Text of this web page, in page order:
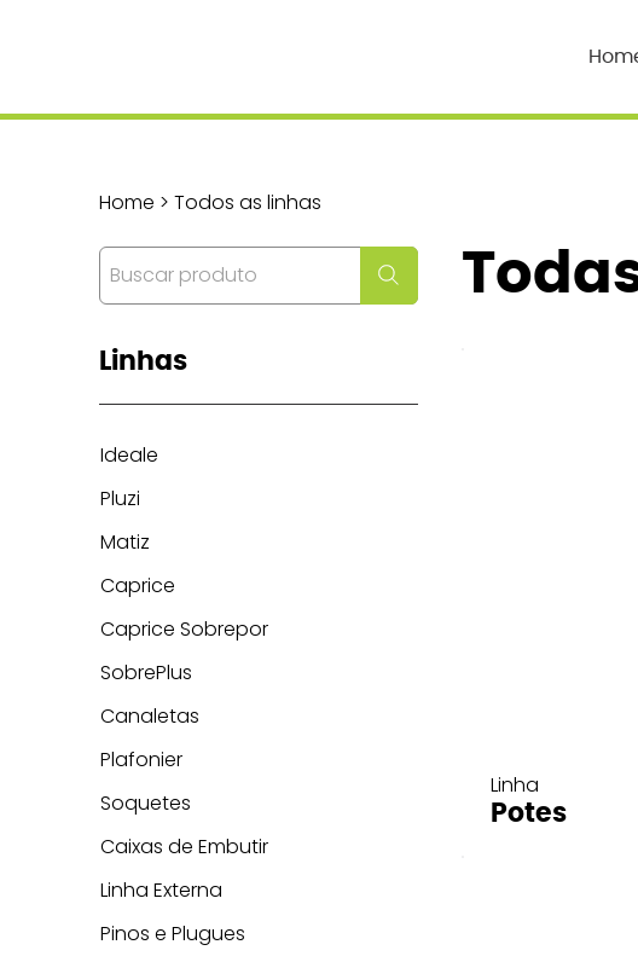
Linha
Potes
Home > Todos as linhas
Ideale
Pluzi
Matiz
Caprice
Caprice Sobrepor
SobrePlus
Canaletas
Plafonier
Soquetes
Caixas de Embutir
Linha Externa
Pinos e Plugues
Linhas